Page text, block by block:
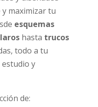
maximizar tu
esquemas
hasta trucos
todo a tu
y
de: